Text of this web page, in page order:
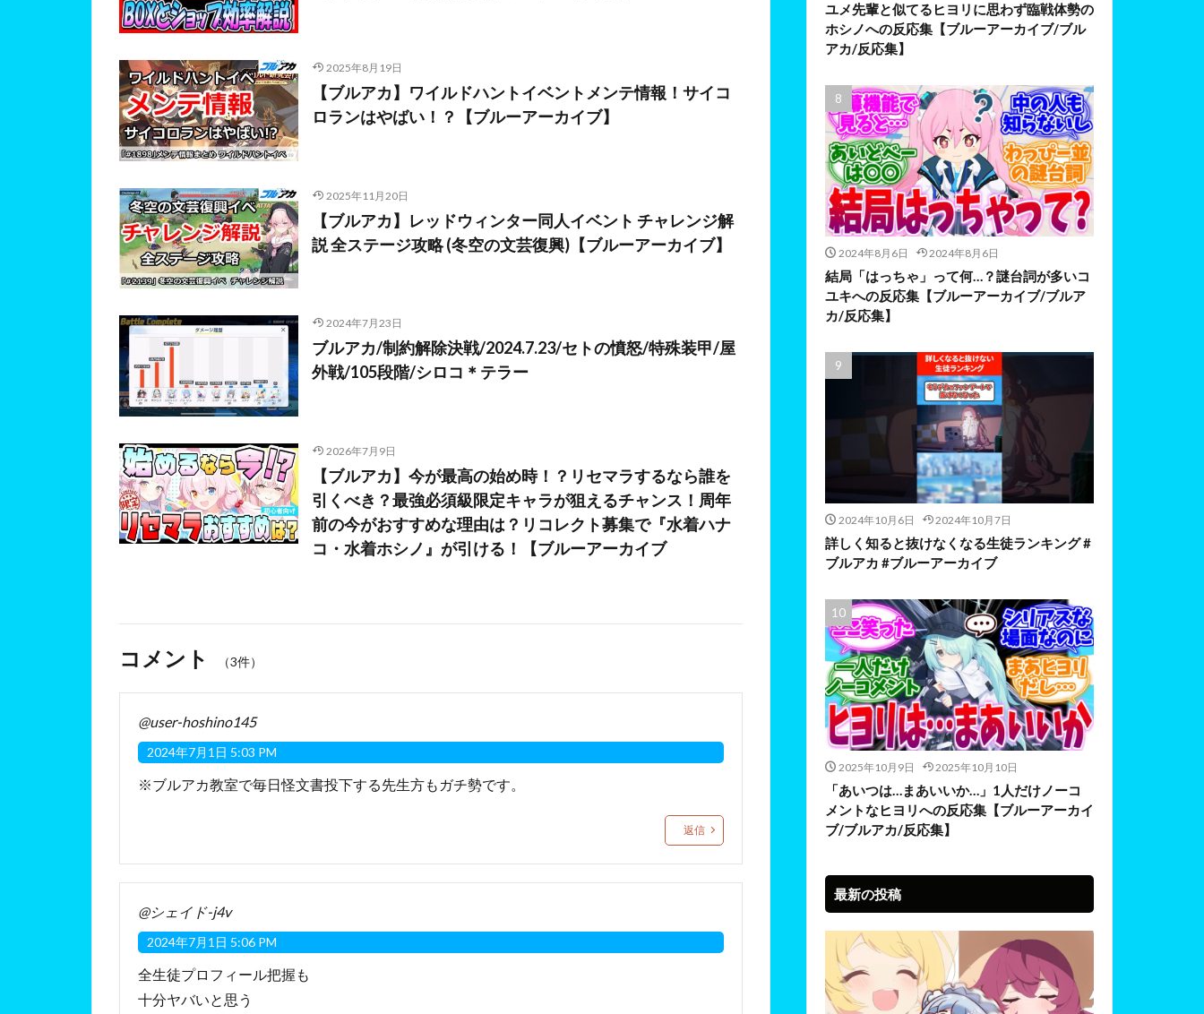
2025年8月19日
【ブルアカ】ワイルドハントイベントメンテ情報！サイコ
ロランはやばい！？【ブルーアーカイブ】
2025年11月20日
【ブルアカ】レッドウィンター同人イベント チャレンジ解
説 全ステージ攻略 (冬空の文芸復興)【ブルーアーカイブ】
2024年7月23日
ブルアカ/制約解除決戦/2024.7.23/セトの憤怒/特殊装甲/屋
外戦/105段階/シロコ＊テラー
2026年7月9日
【ブルアカ】今が最高の始め時！？リセマラするなら誰を
引くべき？最強必須級限定キャラが狙えるチャンス！周年
前の今がおすすめな理由は？リコレクト募集で『水着ハナ
コ・水着ホシノ』が引ける！【ブルーアーカイブ
コメント （3件）
@user-hoshino145
2024年7月1日 5:03 PM
※ブルアカ教室で毎日怪文書投下する先生方もガチ勢です。
返信
@シェイド-j4v
2024年7月1日 5:06 PM
全生徒プロフィール把握も
十分ヤバいと思う
ユメ先輩と似てるヒヨリに思わず臨戦体勢の
ホシノへの反応集【ブルーアーカイブ/ブル
アカ/反応集】
2024年8月6日 2024年8月6日
結局「はっちゃ」って何…？謎台詞が多いコ
ユキへの反応集【ブルーアーカイブ/ブルア
カ/反応集】
2024年10月6日 2024年10月7日
詳しく知ると抜けなくなる生徒ランキング #
ブルアカ #ブルーアーカイブ
2025年10月9日 2025年10月10日
「あいつは…まあいいか…」1人だけノーコ
メントなヒヨリへの反応集【ブルーアーカイ
ブ/ブルアカ/反応集】
最新の投稿